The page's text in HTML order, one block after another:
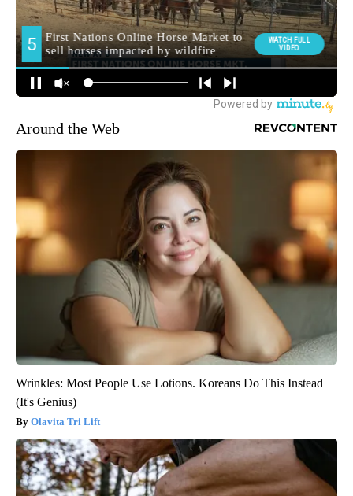
Around the Web
Wrinkles: Most People Use Lotions. Koreans Do This Instead
(It's Genius)
Olavita Tri Lift